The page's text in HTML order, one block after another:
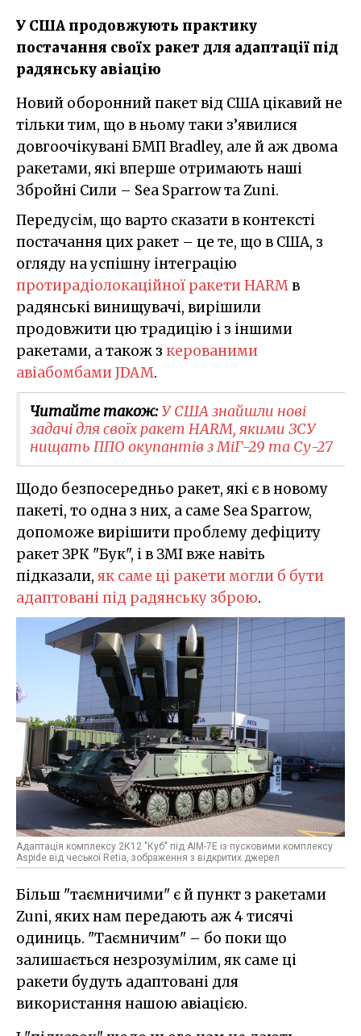
У США продовжують практику
постачання своїх ракет для адаптації під
радянську авіацію
Новий оборонний пакет від США цікавий не
тільки тим, що в ньому таки з’явилися
довгоочікувані БМП Bradley, але й аж двома
ракетами, які вперше отримають наші
Збройні Сили – Sea Sparrow та Zuni.
Передусім, що варто сказати в контексті
постачання цих ракет – це те, що в США, з
огляду на успішну інтеграцію
протирадіолокаційної ракети HARMв
радянські винищувачі, вирішили
продовжити цю традицію і з іншими
ракетами, а також з керованими
авіабомбами JDAM.
Читайте також:У США знайшли нові
задачі для своїх ракет HARM, якими ЗСУ
нищать ППО окупантів з МіГ-29 та Су-27
Щодо безпосередньо ракет, які є в новому
пакеті, то одна з них, а саме Sea Sparrow,
допоможе вирішити проблему дефіциту
ракет ЗРК "Бук", і в ЗМІ вже навіть
підказали, як саме ці ракети могли б бути
адаптовані під радянську зброю.
Адаптація комплексу 2К12 "Куб" під AIM-7E із пусковими комплексу
Aspide від чеської Retia, зображення з відкритих джерел
Більш "таємничими" є й пункт з ракетами
Zuni, яких нам передають аж 4 тисячі
одиниць. "Таємничим" – бо поки що
залишається незрозумілим, як саме ці
ракети будуть адаптовані для
використання нашою авіацією.